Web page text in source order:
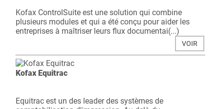
Kofax ControlSuite est une solution qui combine
plusieurs modules et qui a été conçu pour aider les
entreprises à maîtriser leurs flux documentai(...)
VOIR
Kofax Equitrac
Equitrac est un des leader des systèmes de